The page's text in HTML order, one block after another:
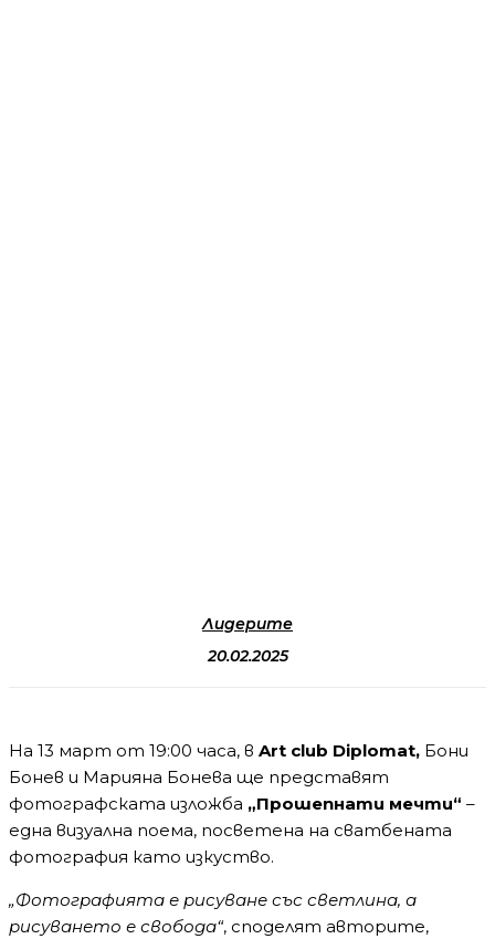
Лидерите
20.02.2025
На 13 март от 19:00 часа, в Art club Diplomat, Бони
Бонев и Марияна Бонева ще представят
фотографската изложба „Прошепнати мечти“ –
една визуална поема, посветена на сватбената
фотография като изкуство.
„Фотографията е рисуване със светлина, а
рисуването е свобода“, споделят авторите,